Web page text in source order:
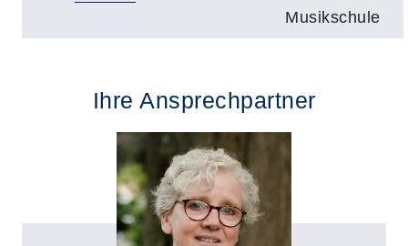
Musikschule
Ihre Ansprechpartner